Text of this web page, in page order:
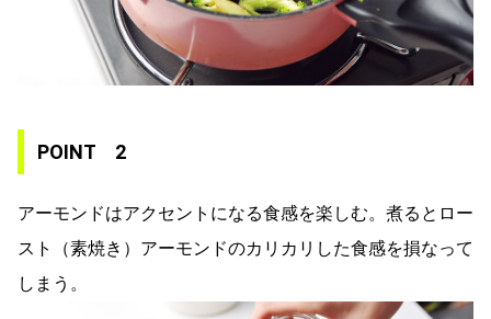
POINT 2
アーモンドはアクセントになる食感を楽しむ。煮るとロー
スト（素焼き）アーモンドのカリカリした食感を損なって
しまう。